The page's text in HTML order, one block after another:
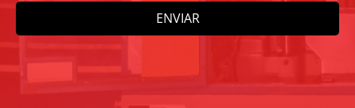
ENVIAR